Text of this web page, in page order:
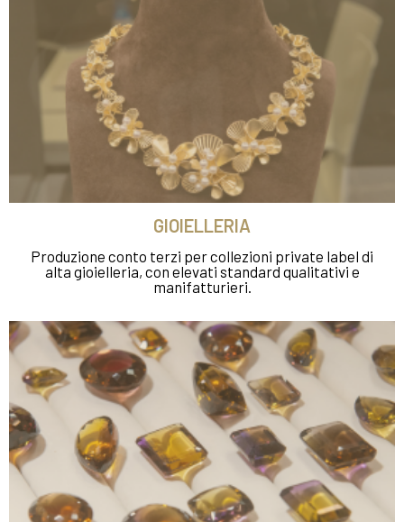
GIOIELLERIA
Produzione conto terzi per collezioni private label di
alta gioielleria, con elevati standard qualitativi e
manifatturieri.